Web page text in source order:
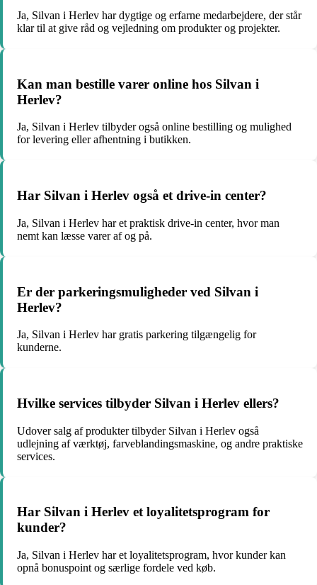
Ja, Silvan i Herlev har dygtige og erfarne medarbejdere, der står
klar til at give råd og vejledning om produkter og projekter.
Kan man bestille varer online hos Silvan i
Herlev?
Ja, Silvan i Herlev tilbyder også online bestilling og mulighed
for levering eller afhentning i butikken.
Har Silvan i Herlev også et drive-in center?
Ja, Silvan i Herlev har et praktisk drive-in center, hvor man
nemt kan læsse varer af og på.
Er der parkeringsmuligheder ved Silvan i
Herlev?
Ja, Silvan i Herlev har gratis parkering tilgængelig for
kunderne.
Hvilke services tilbyder Silvan i Herlev ellers?
Udover salg af produkter tilbyder Silvan i Herlev også
udlejning af værktøj, farveblandingsmaskine, og andre praktiske
services.
Har Silvan i Herlev et loyalitetsprogram for
kunder?
Ja, Silvan i Herlev har et loyalitetsprogram, hvor kunder kan
opnå bonuspoint og særlige fordele ved køb.